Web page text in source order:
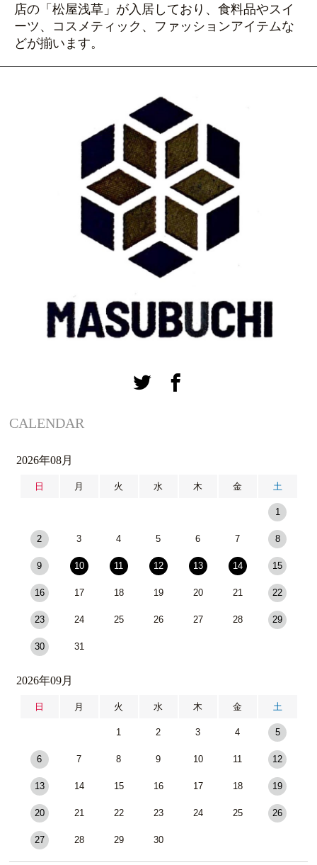
店の「松屋浅草」が入居しており、 食料品やスイ
ーツ、コスメティック、ファッションアイテムな
どが揃います。
CALENDAR
2026年08月
日 月 火 水 木 金 土
1
2 3 4 5 6 7 8
9 10 11 12 13 14 15
16 17 18 19 20 21 22
23 24 25 26 27 28 29
30 31
2026年09月
日 月 火 水 木 金 土
1 2 3 4 5
6 7 8 9 10 11 12
13 14 15 16 17 18 19
20 21 22 23 24 25 26
27 28 29 30